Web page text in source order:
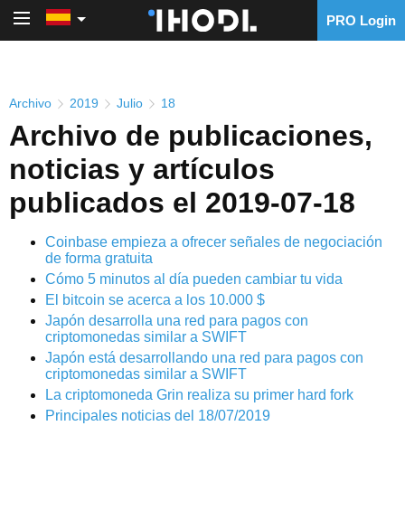
PRO Login
Archivo 2019 Julio 18
Archivo de publicaciones,
noticias y artículos
publicados el 2019-07-18
Coinbase empieza a ofrecer señales de negociación
de forma gratuita
Cómo 5 minutos al día pueden cambiar tu vida
El bitcoin se acerca a los 10.000 $
Japón desarrolla una red para pagos con
criptomonedas similar a SWIFT
Japón está desarrollando una red para pagos con
criptomonedas similar a SWIFT
La criptomoneda Grin realiza su primer hard fork
Principales noticias del 18/07/2019